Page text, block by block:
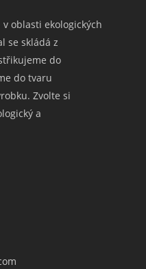
oblasti ekologických
se skládá z
do
do tvaru
Zvolte si
a